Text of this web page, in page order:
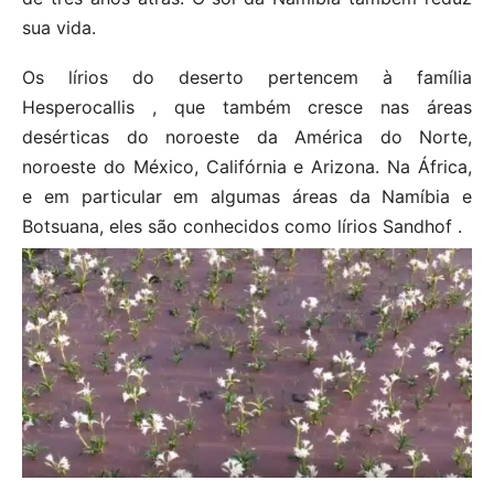
sua vida.
Os lírios do deserto pertencem à família
Hesperocallis , que também cresce nas áreas
desérticas do noroeste da América do Norte,
noroeste do México, Califórnia e Arizona. Na África,
e em particular em algumas áreas da Namíbia e
Botsuana, eles são conhecidos como lírios Sandhof .